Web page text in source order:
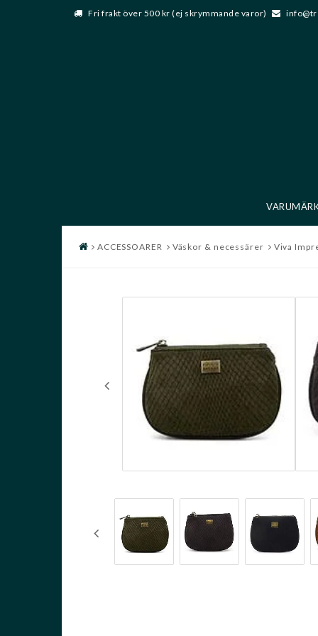
Fri frakt över 500 kr (ej skrymmande varor)
ACCESSOARER Väskor & necessärer Viva